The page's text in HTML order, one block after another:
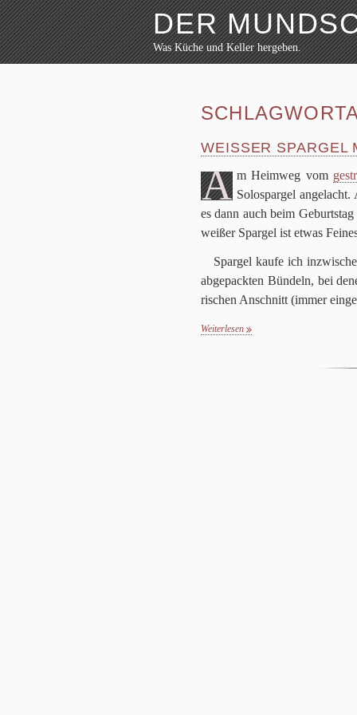
DER
Was Küche und Keller hergeben.
Weiter zum Inhalt
Festmahl
Keller
Lokalbesuch
Markttag
Hortikultur
Werkzeug
Schaustücke
Potpourri
WEISSER SPARGEL
A m Heim­weg vom
Solo­spar­gel
es dann auch beim
wei­ßer Spar­gel ist etwas
Spar­gel kaufe ich
abge­pack­ten Bün­deln, bei
ri­schen Anschnitt (immer
Weiterlesen